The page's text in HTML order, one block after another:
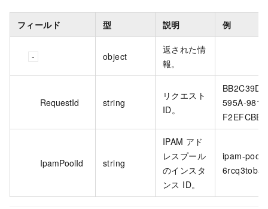
フィールド 型 説明 例
object
返された情
報。
RequestId string
リクエスト
ID。
595A-
IpamPoolId string
IPAM アド
レスプール
のインスタ
ンス ID。
ipam-pool-